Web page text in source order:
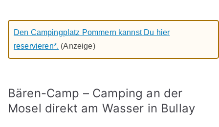
Den Campingplatz Pommern kannst Du hier
reservieren*. (Anzeige)
Bären-Camp – Camping an der
Mosel direkt am Wasser in Bullay